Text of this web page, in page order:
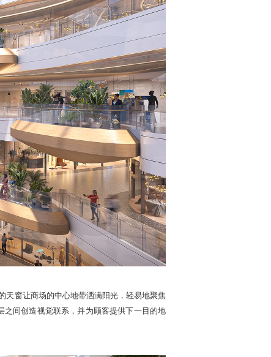
天窗让商场的中心地带洒满阳光，轻易地聚焦
间创造视觉联系，并为顾客提供下一目的地